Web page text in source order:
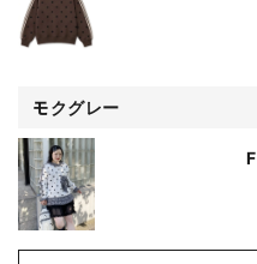
モクグレー
F